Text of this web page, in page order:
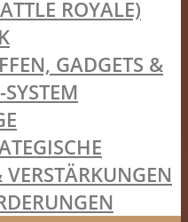
ROYALE)
GADGETS &
VERSTÄRKUNGEN